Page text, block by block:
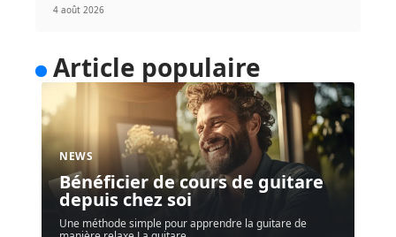
4 août 2026
Article populaire
NEWS
Bénéficier de cours de guitare
depuis chez soi
Une méthode simple pour apprendre la guitare de